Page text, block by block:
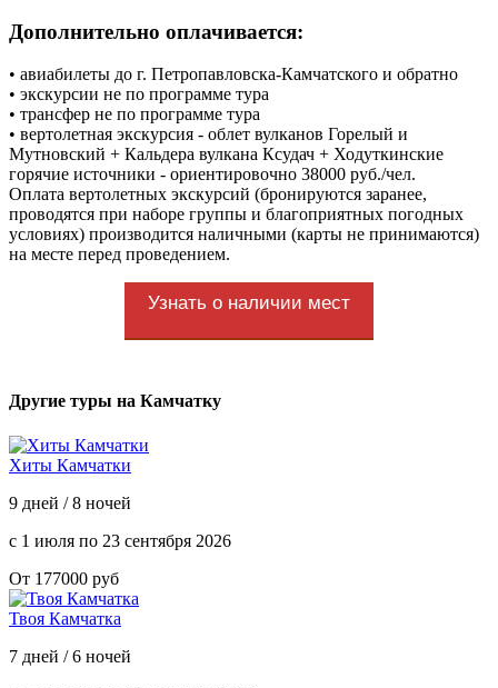
Дополнительно оплачивается:
• авиабилеты до г. Петропавловска-Камчатского и обратно
• экскурсии не по программе тура
• трансфер не по программе тура
• вертолетная экскурсия - облет вулканов Горелый и
Мутновский + Кальдера вулкана Ксудач + Ходуткинские
горячие источники - ориентировочно 38000 руб./чел.
Оплата вертолетных экскурсий (бронируются заранее,
проводятся при наборе группы и благоприятных погодных
условиях) производится наличными (карты не принимаются)
на месте перед проведением.
Узнать о наличии мест
Другие туры на Камчатку
Хиты Камчатки
9 дней / 8 ночей
с 1 июля по 23 сентября 2026
От 177000 руб
Твоя Камчатка
7 дней / 6 ночей